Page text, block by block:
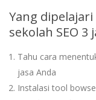
Yang
sekolah SEO 3
Tahu cara
jasa Anda
Instalasi tool